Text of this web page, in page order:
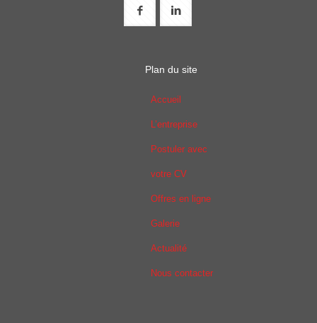
Plan du site
Accueil
L’entreprise
Postuler avec
votre CV
Offres en ligne
Galerie
Actualité
Nous contacter